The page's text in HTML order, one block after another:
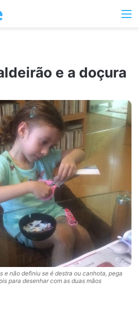
Switch
e a doçura
e não definiu se é destra ou canhota, pega
para desenhar com as duas mãos